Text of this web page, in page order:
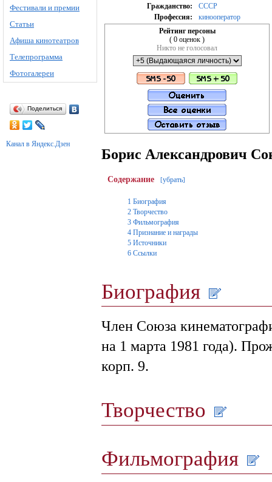
Фестивали и премии
Статьи
Афиша кинотеатров
Телепрограмма
Фотогалереи
Поделиться
Канал в Яндекс.Дзен
Гражданство:
СССР
Профессия:
кинооператор
Рейтинг персоны
( 0 оценок )
Никто не голосовал
Борис Александрович
Содержание [убрать]
1 Биография
2 Творчество
3 Фильмография
4 Признание и награды
5 Источники
6 Ссылки
Биография
Член Союза
на 1 марта 1981 года).
корп. 9.
Творчество
Фильмография